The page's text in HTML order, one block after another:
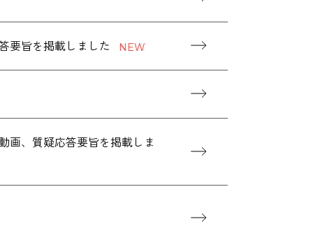
要旨を掲載しました
画、質疑応答要旨を掲載しま